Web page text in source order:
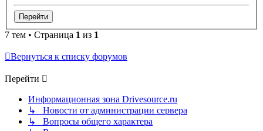
7 тем • Страница 1 из 1
Вернуться к списку форумов
Перейти
Информационная зона Drivesource.ru
↳ Новости от администрации сервера
↳ Вопросы общего характера